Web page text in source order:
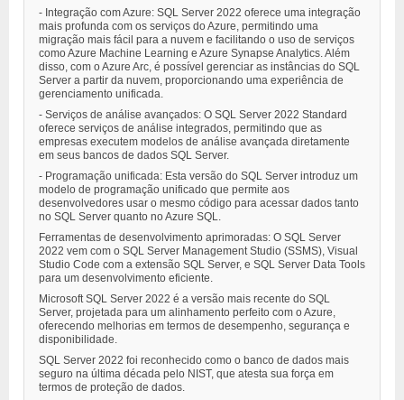
- Integração com Azure: SQL Server 2022 oferece uma integração
mais profunda com os serviços do Azure, permitindo uma
migração mais fácil para a nuvem e facilitando o uso de serviços
como Azure Machine Learning e Azure Synapse Analytics. Além
disso, com o Azure Arc, é possível gerenciar as instâncias do SQL
Server a partir da nuvem, proporcionando uma experiência de
gerenciamento unificada.
- Serviços de análise avançados: O SQL Server 2022 Standard
oferece serviços de análise integrados, permitindo que as
empresas executem modelos de análise avançada diretamente
em seus bancos de dados SQL Server.
- Programação unificada: Esta versão do SQL Server introduz um
modelo de programação unificado que permite aos
desenvolvedores usar o mesmo código para acessar dados tanto
no SQL Server quanto no Azure SQL.
Ferramentas de desenvolvimento aprimoradas: O SQL Server
2022 vem com o SQL Server Management Studio (SSMS), Visual
Studio Code com a extensão SQL Server, e SQL Server Data Tools
para um desenvolvimento eficiente.
Microsoft SQL Server 2022 é a versão mais recente do SQL
Server, projetada para um alinhamento perfeito com o Azure,
oferecendo melhorias em termos de desempenho, segurança e
disponibilidade.
SQL Server 2022 foi reconhecido como o banco de dados mais
seguro na última década pelo NIST, que atesta sua força em
termos de proteção de dados.